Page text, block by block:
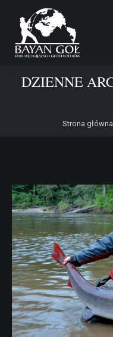
DZIENNE
Jesteś tutaj:
Strona główna